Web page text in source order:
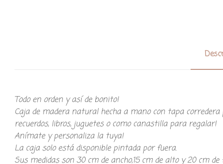
Todo en orden y así de bonito!
Caja de madera natural hecha a mano con tapa
recuerdos, libros, juguetes o como canastilla para regalar!
Anímate y personaliza la tuya!
La caja solo está disponible pintada por fuera.
Sus medidas son 30 cm de ancho,15 cm de alto y 20 cm de